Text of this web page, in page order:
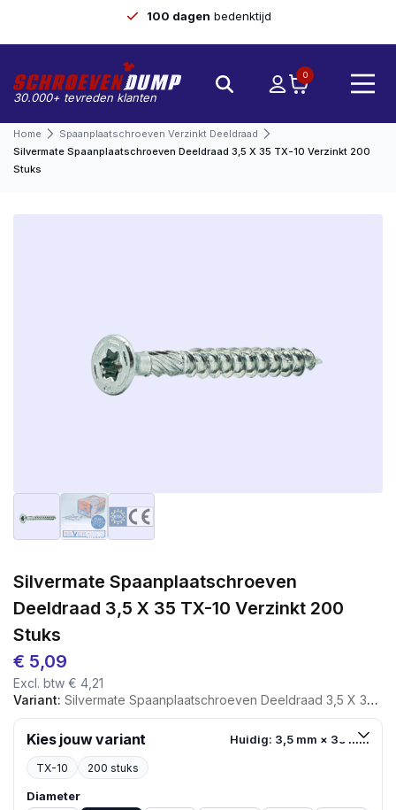
100 dagen bedenktijd
30.000+ tevreden klanten
0
Home
Spaanplaatschroeven Verzinkt Deeldraad
Silvermate Spaanplaatschroeven Deeldraad 3,5 X 35 TX-10 Verzinkt 200
Stuks
Silvermate Spaanplaatschroeven
Deeldraad 3,5 X 35 TX-10 Verzinkt 200
Stuks
€ 5,09
Excl. btw € 4,21
Variant: Silvermate Spaanplaatschroeven Deeldraad 3,5 X 35 TX-10 Verzinkt 200 Stuks
Kies jouw variant Huidig: 3,5 mm × 35 mm
TX-10 200 stuks
Diameter